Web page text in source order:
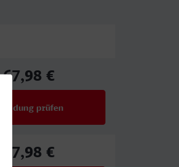
67,98 €
prüfen
67,98 €